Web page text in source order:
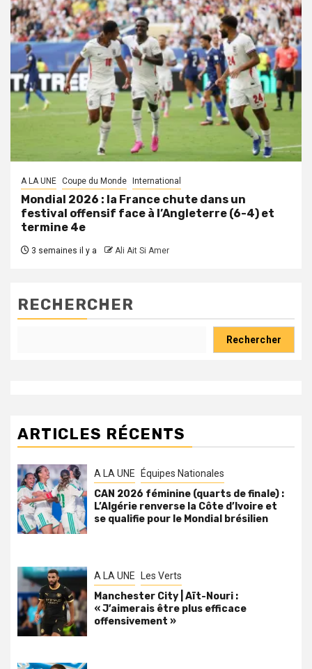
A LA UNE Coupe du Monde International
Mondial 2026 : la France chute dans un
festival offensif face à l’Angleterre (6-4) et
termine 4e
3 semaines il y a Ali Ait Si Amer
RECHERCHER
Rechercher
ARTICLES RÉCENTS
A LA UNE Équipes Nationales
CAN 2026 féminine (quarts de finale) :
L’Algérie renverse la Côte d’Ivoire et
se qualifie pour le Mondial brésilien
A LA UNE Les Verts
Manchester City | Aït-Nouri :
« J’aimerais être plus efficace
offensivement »